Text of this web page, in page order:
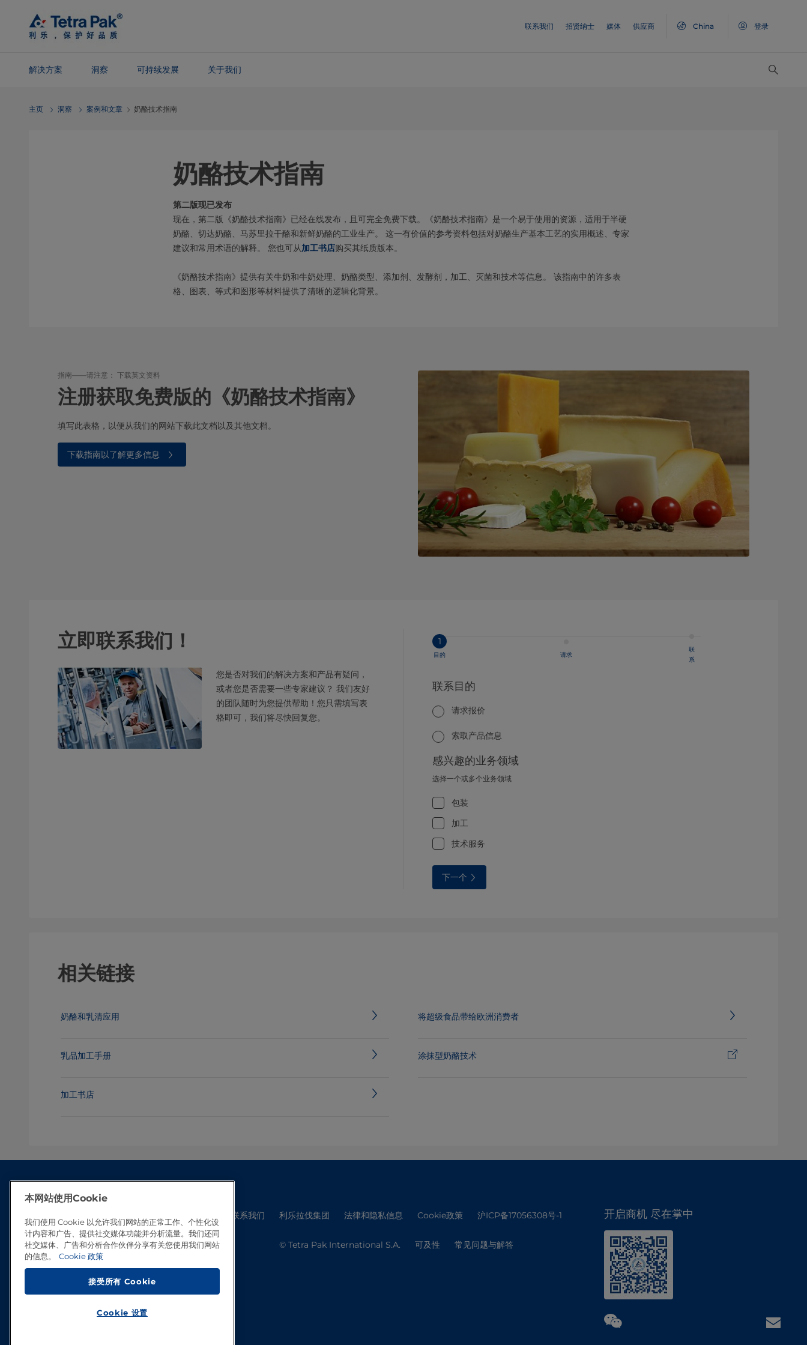
Skip To
Main
Content
联系我们 招贤纳士 媒体 供应商 China 登录
解决方案 洞察 可持续发展 关于我们
Navigation
主页 洞察 案例和文章 奶酪技术指南
奶酪技术指南
第二版现已发布
现在，第二版《奶酪技术指南》已经在线发布，且可完全免费下载。《奶酪技术指南》是一个易于使用的资源，适用于半硬
奶酪、切达奶酪、马苏里拉干酪和新鲜奶酪的工业生产。 这一有价值的参考资料包括对奶酪生产基本工艺的实用概述、专家
建议和常用术语的解释。 您也可从加工书店购买其纸质版本。
《奶酪技术指南》提供有关牛奶和牛奶处理、奶酪类型、添加剂、发酵剂，加工、灭菌和技术等信息。 该指南中的许多表
格、图表、等式和图形等材料提供了清晰的逻辑化背景。
指南——请注意： 下载英文资料
注册获取免费版的《奶酪技术指南》
填写此表格，以便从我们的网站下载此文档以及其他文档。
下载指南以了解更多信息
立即联系我们！
您是否对我们的解决方案和产品有疑问，
或者您是否需要一些专家建议？ 我们友好
的团队随时为您提供帮助！您只需填写表
格即可，我们将尽快回复您。
1
目的 请求
联
系
联系目的
请求报价
索取产品信息
感兴趣的业务领域
选择一个或多个业务领域
包装
加工
技术服务
下一个
相关链接
奶酪和乳清应用
乳品加工手册
加工书店
将超级食品带给欧洲消费者
涂抹型奶酪技术
联系我们 利乐拉伐集团 法律和隐私信息 Cookie政策 沪ICP备17056308号-1
© Tetra Pak International S.A. 可及性 常见问题与解答
开启商机 尽在掌中
本网站使用Cookie
我们使用 Cookie 以允许我们网站的正常工作、个性化设
计内容和广告、提供社交媒体功能并分析流量。我们还同
社交媒体、广告和分析合作伙伴分享有关您使用我们网站
的信息。
Cookie 政策
接受所有 Cookie
Cookie 设置